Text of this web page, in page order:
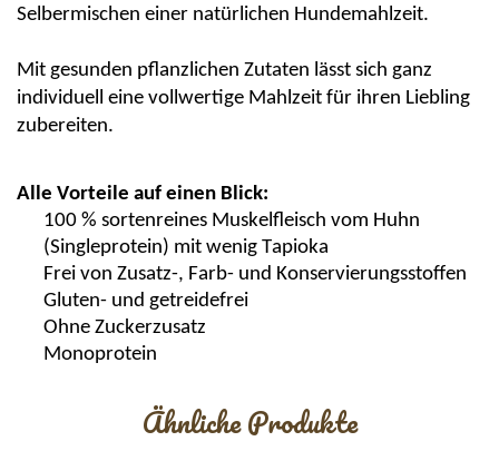
Selbermischen einer natürlichen Hundemahlzeit.
Mit gesunden pflanzlichen Zutaten lässt sich ganz
individuell eine vollwertige Mahlzeit für ihren Liebling
zubereiten.
Alle Vorteile auf einen Blick:
100 % sortenreines Muskelfleisch vom Huhn
(Singleprotein) mit wenig Tapioka
Frei von Zusatz-, Farb- und Konservierungsstoffen
Gluten- und getreidefrei
Ohne Zuckerzusatz
Monoprotein
Ähnliche Produkte